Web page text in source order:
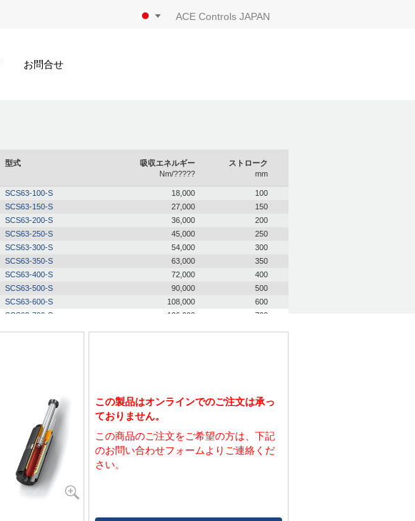
ACE Controls JAPAN
お問合せ
型式
吸収エネルギー
Nm/?????
ストローク
mm
SCS63-100-S 18,000
100
SCS63-150-S
27,000
150
SCS63-200-S
36,000
200
SCS63-250-S
45,000
250
SCS63-300-S
54,000
300
SCS63-350-S
63,000
350
SCS63-400-S
72,000
400
SCS63-500-S
90,000
500
SCS63-600-S
108,000
600
SCS63-700-S
126,000
700
この製品はオンラインでのご注文は承っ
ておりません。
この商品のご注文をご希望の方は、下記
のお問い合わせフォームよりご連絡くだ
さい。